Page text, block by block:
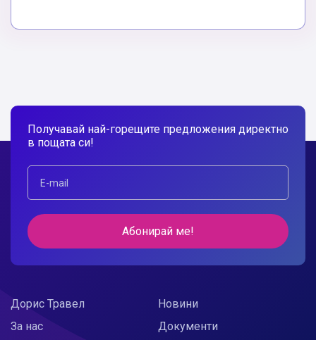
Получавай най-горещите предложения директно
в пощата си!
Абонирай ме!
Дорис Травел
За нас
Новини
Документи